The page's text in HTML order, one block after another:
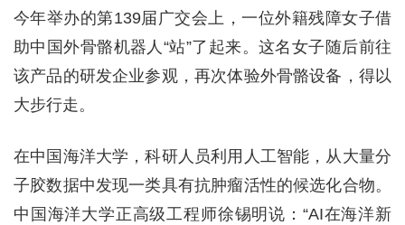
今年举办的第139届广交会上，一位外籍残障女子借
助中国外骨骼机器人“站”了起来。这名女子随后前往
该产品的研发企业参观，再次体验外骨骼设备，得以
大步行走。
在中国海洋大学，科研人员利用人工智能，从大量分
子胶数据中发现一类具有抗肿瘤活性的候选化合物。
中国海洋大学正高级工程师徐锡明说：“AI在海洋新